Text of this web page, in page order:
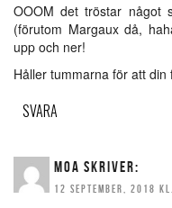
OOOM det tröstar något
(förutom Margaux då,
upp och ner!
Håller tummarna för att
SVARA
MOA SKRIVER:
12 SEPTEMBER, 2018